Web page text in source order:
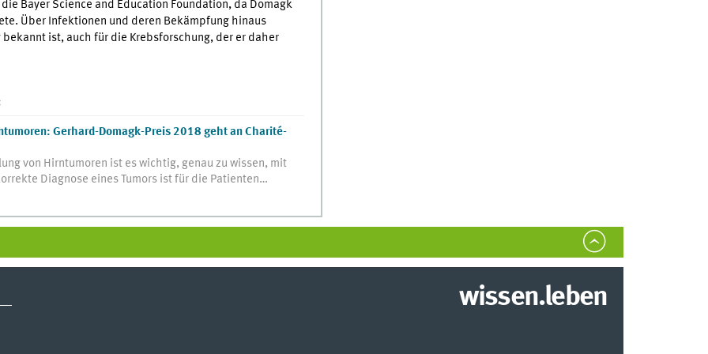
Bayer Science and Education Foundation, da Domagk
Über Infektionen und deren Bekämpfung hinaus
ist, auch für die Krebsforschung, der er daher
Gerhard-Domagk-Preis 2018 geht an Charité-
von Hirntumoren ist es wichtig, genau zu wissen, mit
Diagnose eines Tumors ist für die Patienten…
wissen.leben